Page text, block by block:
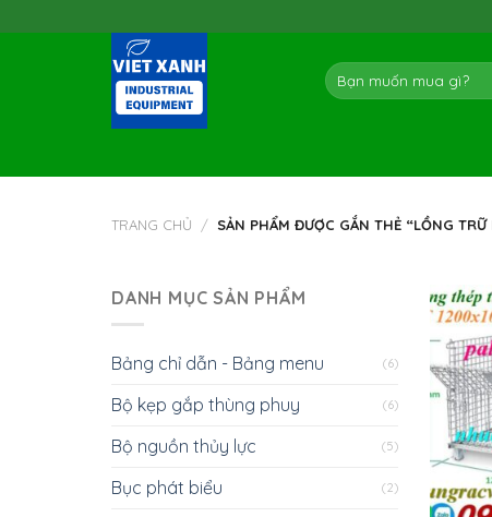
to
Tìm
kiếm:
TRANG CHỦ / SẢN PHẨM ĐƯỢC GẮN THẺ “LỒNG
DANH MỤC SẢN PHẨM
Bảng chỉ dẫn - Bảng menu (6)
Bộ kẹp gắp thùng phuy (6)
Bộ nguồn thủy lực (5)
Bục phát biểu (2)